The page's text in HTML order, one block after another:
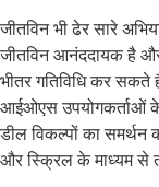
जीतविन भी ढेर सारे
जीतविन आनंददायक है
भीतर गतिविधि कर सकते
आईओएस उपयोगकर्ताओं के
डील विकल्पों का समर्थन
और स्क्रिल के माध्यम से